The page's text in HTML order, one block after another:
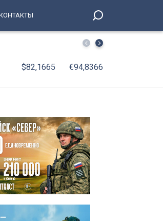
школьник стал абсолютным
$82,1665 €94,8366